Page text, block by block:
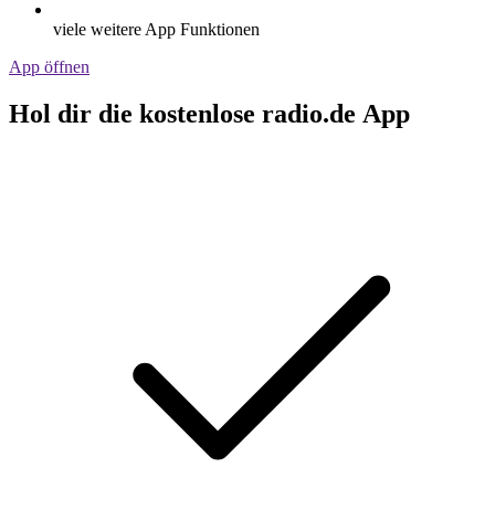
viele weitere App Funktionen
App öffnen
Hol dir die kostenlose radio.de App